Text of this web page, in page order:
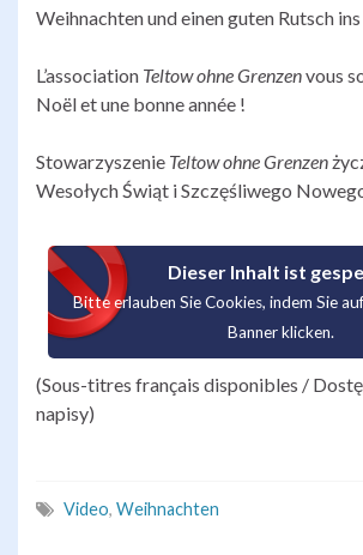
Weihnachten und einen guten Rutsch
L’association Teltow ohne Grenzenvous
Noël et une bonne année !
Stowarzyszenie Teltow ohne Grenzen
Wesołych Świąt i Szczęśliwego
Dieser Inhalt ist
Bitte erlauben Sie Cookies, indem Sie
Banner klicken.
(Sous-titres français disponibles /
napisy)
Video, Weihnachten